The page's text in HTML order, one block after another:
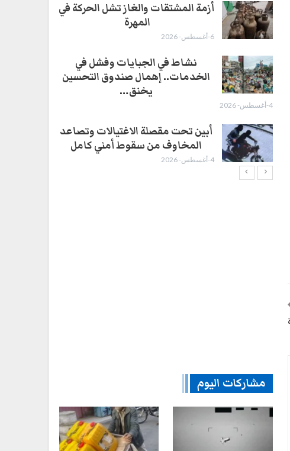
أزمة المشتقات والغاز تشل الحركة في
المهرة ​
6-أغسطس- 2026
نشاط في الجبايات وفشل في
الخدمات.. إهمال صندوق التحسين
يخنق…
4-أغسطس- 2026
أبين تحت مقصلة الاغتيالات وتصاعد
المخاوف من سقوط أمني كامل
4-أغسطس- 2026
مشاركات اليوم